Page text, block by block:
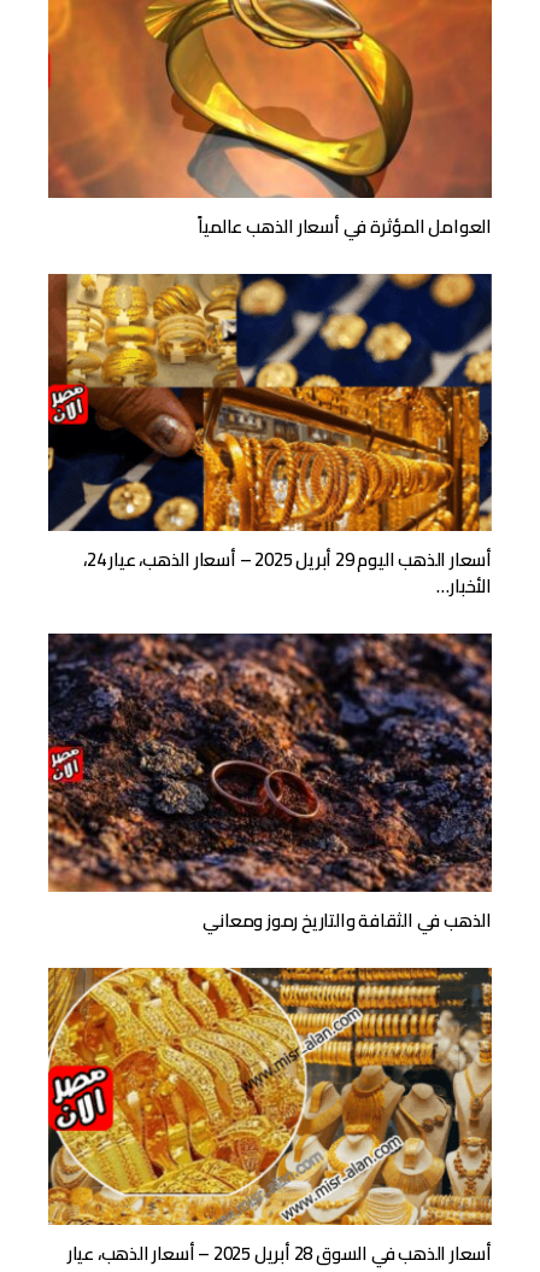
العوامل المؤثرة في أسعار الذهب عالمياً
أسعار الذهب اليوم 29 أبريل 2025 – أسعار الذهب، عيار 24،
الأخبار…
الذهب في الثقافة والتاريخ رموز ومعاني
أسعار الذهب في السوق 28 أبريل 2025 – أسعار الذهب، عيار